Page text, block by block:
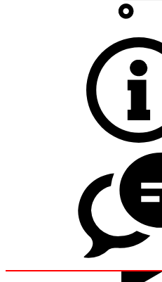
Grußwort
Ortsplan
Partnerschaft
Statistik
Mitteilungsblatt